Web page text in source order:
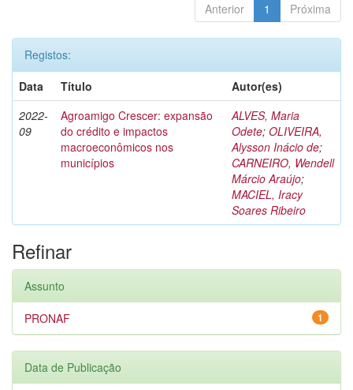
Anterior 1 Próxima
Registos:
Data
Título
Autor(es)
2022-
09
Agroamigo Crescer: expansão
do crédito e impactos
macroeconômicos nos
municípios
ALVES, Maria
Odete; OLIVEIRA,
Alysson Inácio de;
CARNEIRO, Wendell
Márcio Araújo;
MACIEL, Iracy
Soares Ribeiro
Refinar
Assunto
1
PRONAF
Data de Publicação